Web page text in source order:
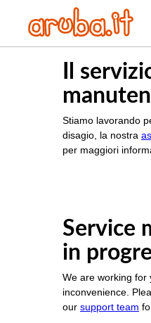
Il
Stiamo lavorando
disagio, la nostra
per maggiori
Service
in
We are working for
inconvenience.
our support team